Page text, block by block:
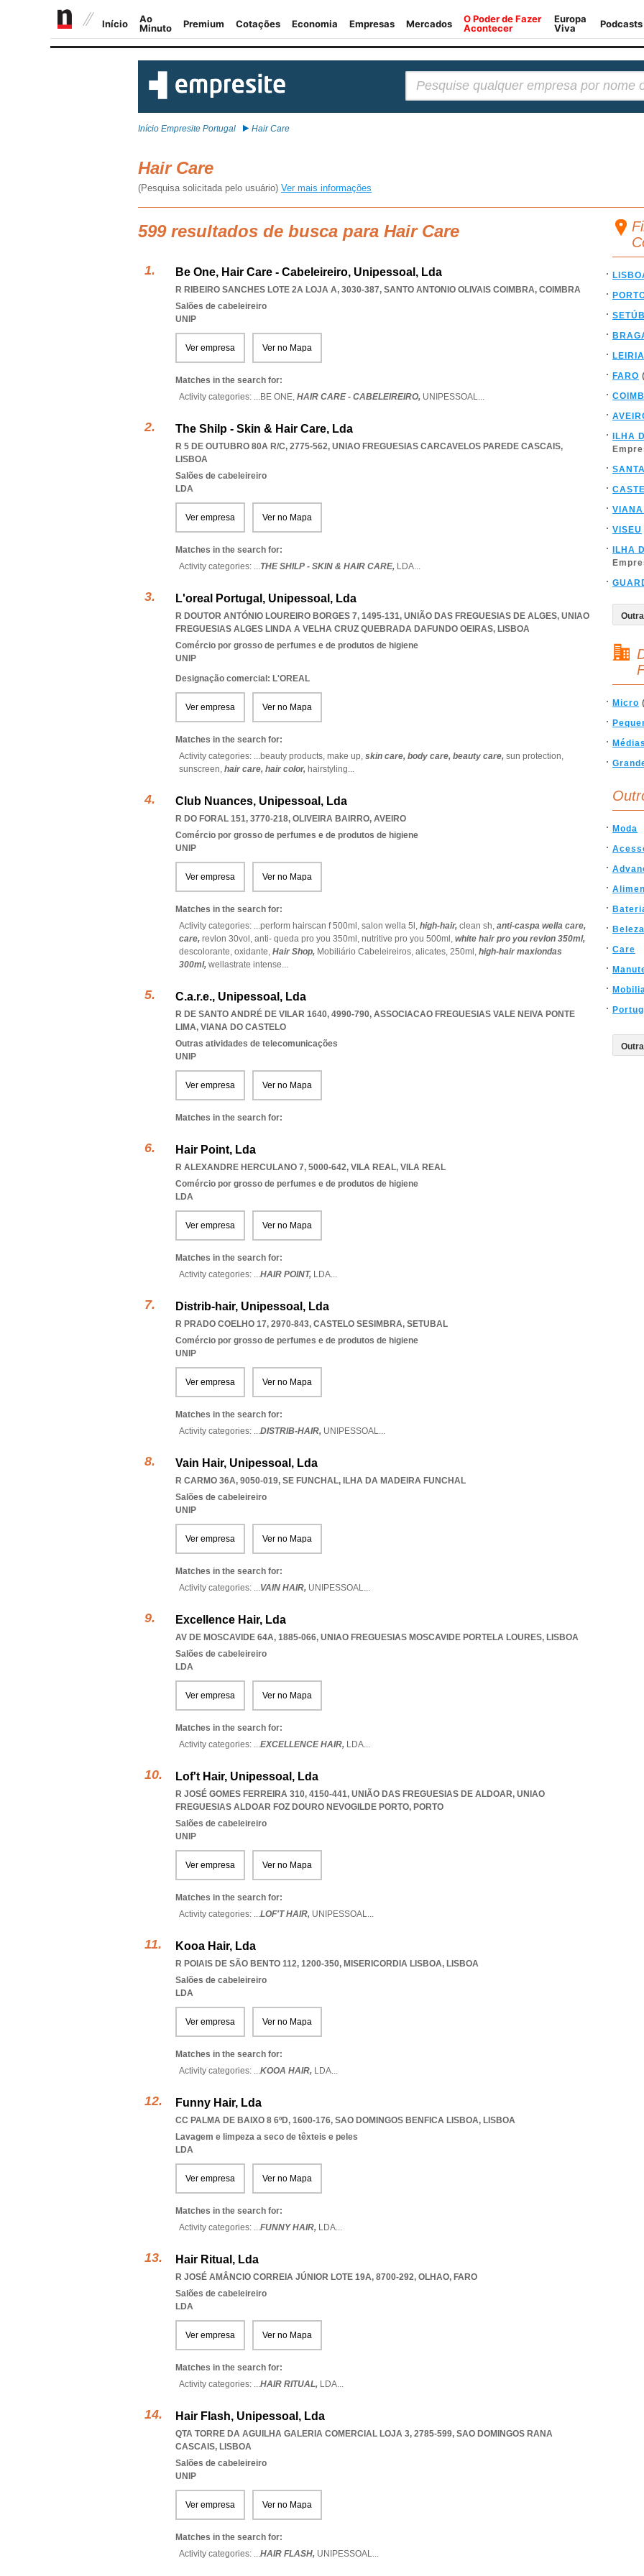
Início Empresite Portugal Hair Care
Hair Care
(Pesquisa solicitada pelo usuário) Ver mais informações
599 resultados de busca para Hair Care
Be One, Hair Care - Cabeleireiro, Unipessoal, Lda
R RIBEIRO SANCHES LOTE 2A LOJA A, 3030-387, SANTO ANTONIO OLIVAIS COIMBRA, COIMBRA
Salões de cabeleireiro
UNIP
Ver empresa Ver no Mapa
Matches in the search for:
Activity categories: ...BE ONE, HAIR CARE - CABELEIREIRO, UNIPESSOAL...
The Shilp - Skin & Hair Care, Lda
R 5 DE OUTUBRO 80A R/C, 2775-562, UNIAO FREGUESIAS CARCAVELOS PAREDE CASCAIS,
LISBOA
Salões de cabeleireiro
LDA
Ver empresa Ver no Mapa
Matches in the search for:
Activity categories: ...THE SHILP - SKIN & HAIR CARE, LDA...
L'oreal Portugal, Unipessoal, Lda
R DOUTOR ANTÓNIO LOUREIRO BORGES 7, 1495-131, UNIÃO DAS FREGUESIAS DE ALGES, UNIAO
FREGUESIAS ALGES LINDA A VELHA CRUZ QUEBRADA DAFUNDO OEIRAS, LISBOA
Comércio por grosso de perfumes e de produtos de higiene
UNIP
Designação comercial: L'OREAL
Ver empresa Ver no Mapa
Matches in the search for:
Activity categories: ...beauty products, make up, skin care, body care, beauty care, sun protection,
sunscreen, hair care, hair color, hairstyling...
Club Nuances, Unipessoal, Lda
R DO FORAL 151, 3770-218, OLIVEIRA BAIRRO, AVEIRO
Comércio por grosso de perfumes e de produtos de higiene
UNIP
Ver empresa Ver no Mapa
Matches in the search for:
Activity categories: ...perform hairscan f 500ml, salon wella 5l, high-hair, clean sh, anti-caspa wella care,
care, revlon 30vol, anti- queda pro you 350ml, nutritive pro you 500ml, white hair pro you revlon 350ml,
descolorante, oxidante, Hair Shop, Mobiliário Cabeleireiros, alicates, 250ml, high-hair maxiondas
300ml, wellastrate intense...
C.a.r.e., Unipessoal, Lda
R DE SANTO ANDRÉ DE VILAR 1640, 4990-790, ASSOCIACAO FREGUESIAS VALE NEIVA PONTE
LIMA, VIANA DO CASTELO
Outras atividades de telecomunicações
UNIP
Ver empresa Ver no Mapa
Matches in the search for:
Hair Point, Lda
R ALEXANDRE HERCULANO 7, 5000-642, VILA REAL, VILA REAL
Comércio por grosso de perfumes e de produtos de higiene
LDA
Ver empresa Ver no Mapa
Matches in the search for:
Activity categories: ...HAIR POINT, LDA...
Distrib-hair, Unipessoal, Lda
R PRADO COELHO 17, 2970-843, CASTELO SESIMBRA, SETUBAL
Comércio por grosso de perfumes e de produtos de higiene
UNIP
Ver empresa Ver no Mapa
Matches in the search for:
Activity categories: ...DISTRIB-HAIR, UNIPESSOAL...
Vain Hair, Unipessoal, Lda
R CARMO 36A, 9050-019, SE FUNCHAL, ILHA DA MADEIRA FUNCHAL
Salões de cabeleireiro
UNIP
Ver empresa Ver no Mapa
Matches in the search for:
Activity categories: ...VAIN HAIR, UNIPESSOAL...
Excellence Hair, Lda
AV DE MOSCAVIDE 64A, 1885-066, UNIAO FREGUESIAS MOSCAVIDE PORTELA LOURES, LISBOA
Salões de cabeleireiro
LDA
Ver empresa Ver no Mapa
Matches in the search for:
Activity categories: ...EXCELLENCE HAIR, LDA...
Lof't Hair, Unipessoal, Lda
R JOSÉ GOMES FERREIRA 310, 4150-441, UNIÃO DAS FREGUESIAS DE ALDOAR, UNIAO
FREGUESIAS ALDOAR FOZ DOURO NEVOGILDE PORTO, PORTO
Salões de cabeleireiro
UNIP
Ver empresa Ver no Mapa
Matches in the search for:
Activity categories: ...LOF'T HAIR, UNIPESSOAL...
Kooa Hair, Lda
R POIAIS DE SÃO BENTO 112, 1200-350, MISERICORDIA LISBOA, LISBOA
Salões de cabeleireiro
LDA
Ver empresa Ver no Mapa
Matches in the search for:
Activity categories: ...KOOA HAIR, LDA...
Funny Hair, Lda
CC PALMA DE BAIXO 8 6ºD, 1600-176, SAO DOMINGOS BENFICA LISBOA, LISBOA
Lavagem e limpeza a seco de têxteis e peles
LDA
Ver empresa Ver no Mapa
Matches in the search for:
Activity categories: ...FUNNY HAIR, LDA...
Hair Ritual, Lda
R JOSÉ AMÂNCIO CORREIA JÚNIOR LOTE 19A, 8700-292, OLHAO, FARO
Salões de cabeleireiro
LDA
Ver empresa Ver no Mapa
Matches in the search for:
Activity categories: ...HAIR RITUAL, LDA...
Hair Flash, Unipessoal, Lda
QTA TORRE DA AGUILHA GALERIA COMERCIAL LOJA 3, 2785-599, SAO DOMINGOS RANA
CASCAIS, LISBOA
Salões de cabeleireiro
UNIP
Ver empresa Ver no Mapa
Matches in the search for:
Activity categories: ...HAIR FLASH, UNIPESSOAL...
LEIRIA
FARO
ILHA
VISEU
ILHA
Micro
Médias
Moda
Beleza
Care